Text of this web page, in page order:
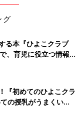
グ
る本『ひよこクラブ
、育児に役立つ情報が
『初めてのひよこクラ
の授乳がうまくい
夏のトラブル 解決テ